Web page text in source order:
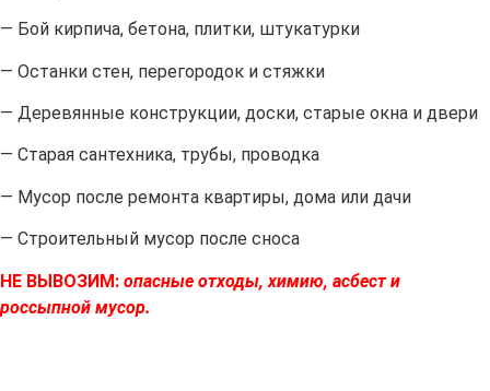
— Бой кирпича, бетона, плитки, штукатурки
— Останки стен, перегородок и стяжки
— Деревянные конструкции, доски, старые окна и двери
— Старая сантехника, трубы, проводка
— Мусор после ремонта квартиры, дома или дачи
— Строительный мусор после сноса
НЕ ВЫВОЗИМ: опасные отходы, химию, асбест и
россыпной мусор.